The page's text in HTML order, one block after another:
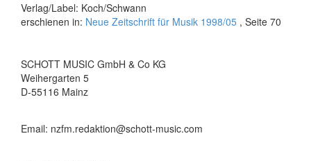
Verlag/Label: Koch/Schwann
erschienen in: Neue Zeitschrift für Musik 1998/05 , Seite 70
SCHOTT MUSIC GmbH & Co KG
Weihergarten 5
D-55116 Mainz
Email: nzfm.redaktion@schott-music.com